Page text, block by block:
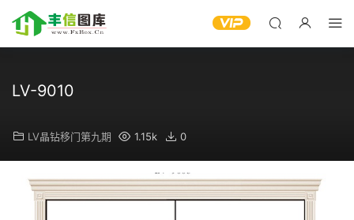
LV-9010
LV晶钻移门第九期 1.15k 0